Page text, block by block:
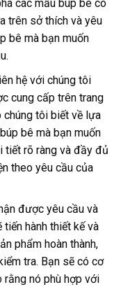
các mẫu búp bê có
trên sở thích và yêu
bê mà bạn muốn
hệ với chúng tôi
cung cấp trên trang
tôi biết về lựa
bê mà bạn muốn
tiết rõ ràng và đầy đủ
theo yêu cầu của
được yêu cầu và
tiến hành thiết kế và
phẩm hoàn thành,
tra. Bạn sẽ có cơ
nó phù hợp với